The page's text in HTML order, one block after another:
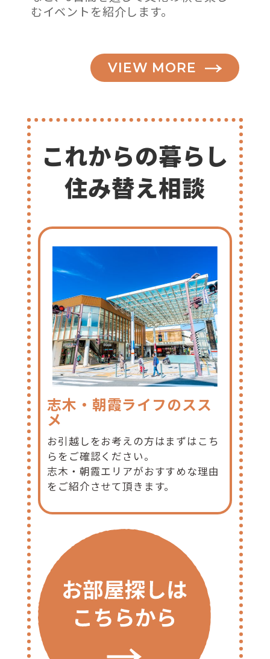
むイベントを紹介します。
VIEW MORE
これからの暮らし
住み替え相談
志木・朝霞ライフのスス
メ
お引越しをお考えの方はまずはこち
らをご確認ください。
志木・朝霞エリアがおすすめな理由
をご紹介させて頂きます。